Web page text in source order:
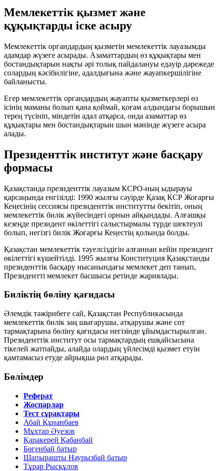
Мемлекеттік қызмет және
құқықтарды іске асыру
Мемлекеттік органдардың қызметін мемлекеттік лауазымды
адамдар жүзеге асырады. Азаматтардың өз құқықтары мен
бостандықтарын нақты әрі толық пайдалануы едәуір дәрежеде
солардың кәсібилігіне, адалдығына және жауапкершілігіне
байланысты.
Егер мемлекеттік органдардың жауапты қызметкерлері өз
ісінің маманы болып қана қоймай, қоғам алдындағы борышын
терең түсініп, міндетін адал атқарса, онда азаматтар өз
құқықтары мен бостандықтарын шын мәнінде жүзеге асыра
алады.
Президенттік институт және басқару
формасы
Қазақстанда президенттік лауазым КСРО-ның ыдырауы
қарсаңында енгізілді: 1990 жылғы сәуірде Қазақ КСР Жоғарғы
Кеңесінің сессиясы президенттік институтты бекітіп, оның
мемлекеттік билік жүйесіндегі орнын айқындады. Алғашқы
кезеңде президент өкілеттігі салыстырмалы түрде шектеулі
болып, негізгі билік Жоғарғы Кеңестің қолында болды.
Қазақстан мемлекеттік тәуелсіздігін алғаннан кейін президент
өкілеттігі күшейтілді. 1995 жылғы Конституция Қазақстанды
президенттік басқару нысанындағы мемлекет деп танып,
Президентті мемлекет басшысы ретінде жариялады.
Биліктің бөліну қағидасы
Әлемдік тәжірибеге сай, Қазақстан Республикасында
мемлекеттік билік заң шығарушы, атқарушы және сот
тармақтарына бөліну қағидасы негізінде ұйымдастырылған.
Президенттік институт осы тармақтардың ешқайсысына
тікелей жатпайды, алайда олардың үйлесімді қызмет етуін
қамтамасыз етуде айрықша рөл атқарады.
Бөлімдер
Реферат
Жоспарлар
Тест сұрақтары
Абай Құнанбаев
Мұхтар Әуезов
Қаракерей Қабанбай
Бөгенбай батыр
Шапырашты Наурызбай батыр
Тұрар Рысқұлов